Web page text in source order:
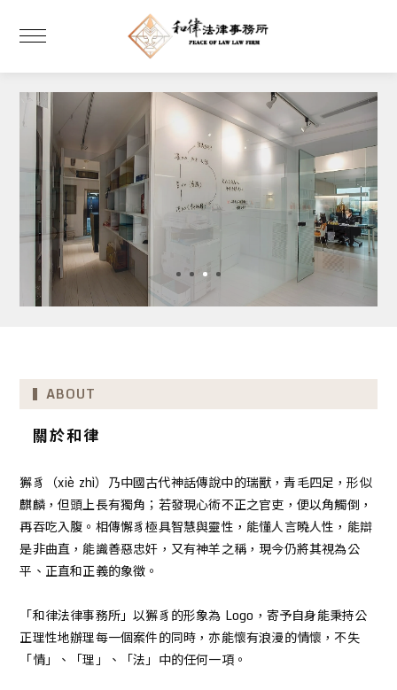
桃園區法律事務所
中壢法律事務所
ABOUT
關於和律
獬豸（xiè zhì）乃中國古代神話傳說中的瑞獸，青毛四足，形似
麒麟，但頭上長有獨角；若發現心術不正之官吏，便以角觸倒，
再吞吃入腹。相傳懈豸極具智慧與靈性，能懂人言曉人性，能辯
是非曲直，能識善惡忠奸，又有神羊之稱，現今仍將其視為公
平、正直和正義的象徵。
「和律法律事務所」以獬豸的形象為 Logo，寄予自身能秉持公
正理性地辦理每一個案件的同時，亦能懷有浪漫的情懷，不失
「情」、「理」、「法」中的任何一項。